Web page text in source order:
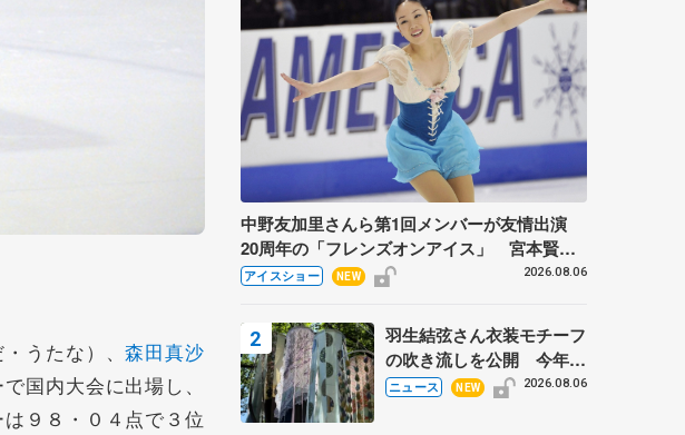
・うたな）、森田真沙
国内大会に出場し、
９８・０４点で３位
中野友加里さんら第1回メンバーが友情出演
20周年の「フレンズオンアイス」 宮本賢二
さん、有川梨絵さん、田村岳斗さんも
アイスショー NEW 2026.08.06
羽生結弦さん衣装モチーフ
の吹き流しを公開 今年は
「春よ、来い」、仙台の瑞
ニュース NEW 2026.08.06